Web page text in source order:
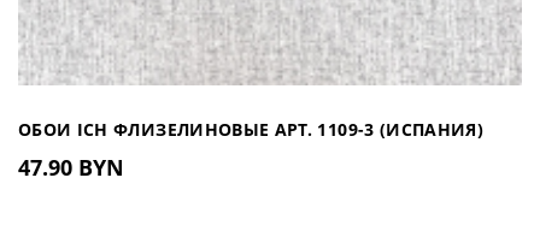
ОБОИ ICH ФЛИЗЕЛИНОВЫЕ АРТ. 1109-3 (ИСПАНИЯ)
47.90 BYN